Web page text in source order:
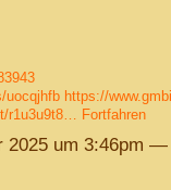
uocqjhfb https://
r1u3u9t8… Fortfahren
2025 um 3:46pm —